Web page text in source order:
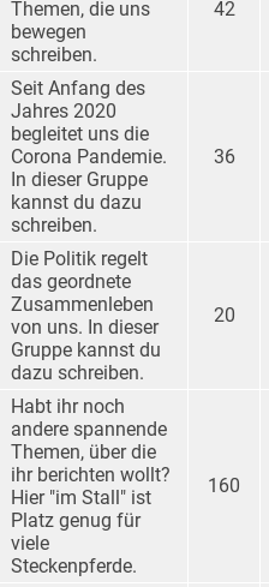
Themen, die uns
bewegen
schreiben.
42
Seit Anfang des
Jahres 2020
begleitet uns die
Corona Pandemie.
In dieser Gruppe
kannst du dazu
schreiben.
36
Die Politik regelt
das geordnete
Zusammenleben
von uns. In dieser
Gruppe kannst du
dazu schreiben.
20
Habt ihr noch
andere spannende
Themen, über die
ihr berichten wollt?
Hier "im Stall" ist
Platz genug für
viele
Steckenpferde.
160